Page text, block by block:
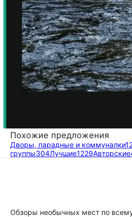
Похожие предложения
Дворы, парадные и коммуналки
группы304Лучшие1229Авторские
Обзоры необычных мест по